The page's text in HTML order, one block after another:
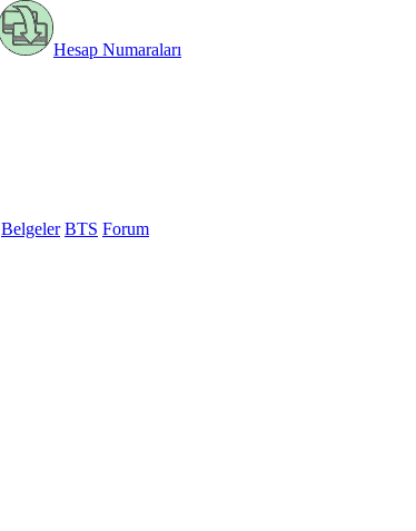
Hesap Numaraları
Belgeler BTS Forum